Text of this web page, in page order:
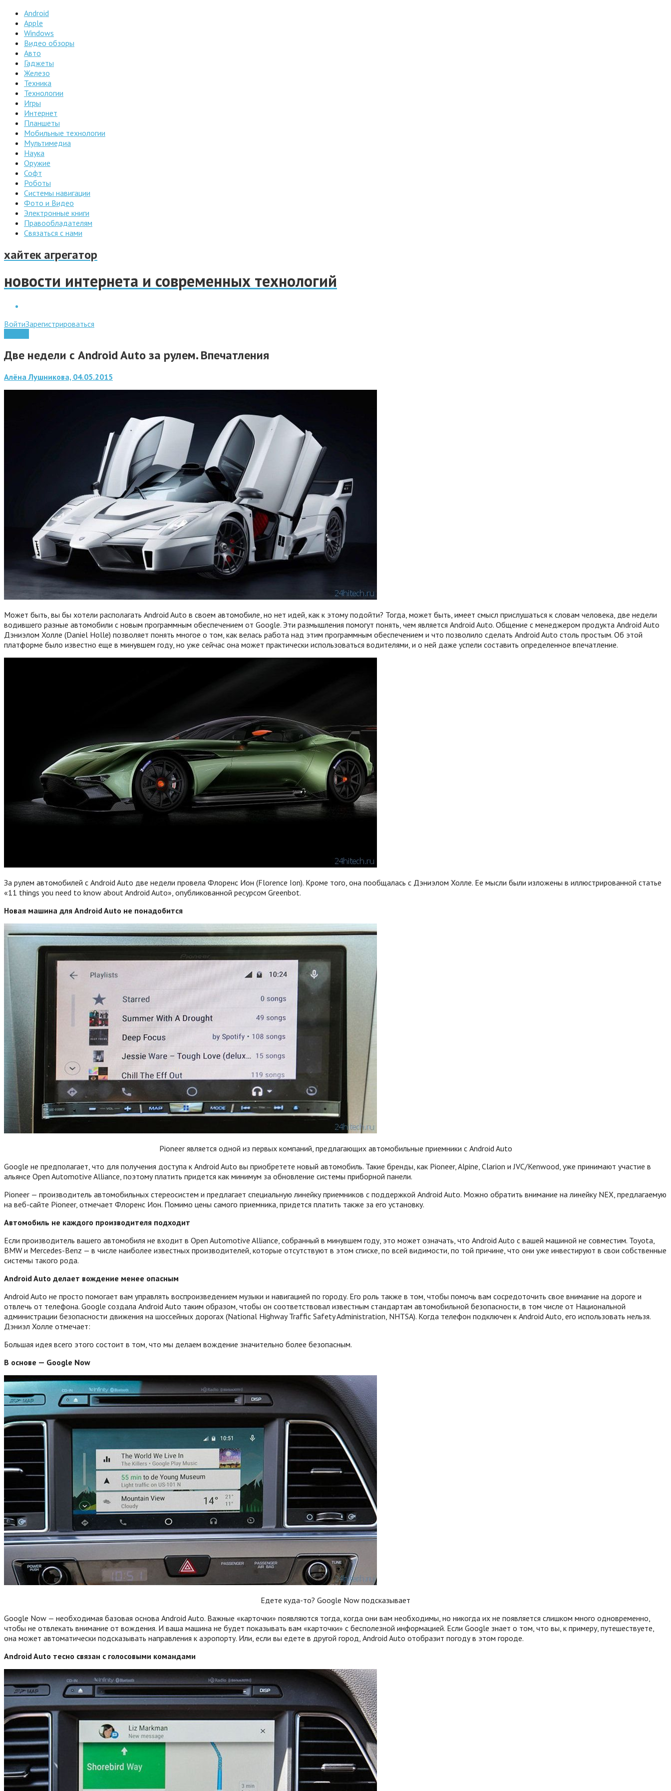
Android
Apple
Windows
Видео обзоры
Авто
Гаджеты
Железо
Техника
Технологии
Игры
Интернет
Планшеты
Мобильные технологии
Мультимедиа
Наука
Оружие
Софт
Роботы
Системы навигации
Фото и Видео
Электронные книги
Правообладателям
Связаться с нами
хайтек агрегатор
новости интернета и современных технологий
ВойтиЗарегистрироваться
Две недели с Android Auto за рулем. Впечатления
Алёна Лушникова, 04.05.2015
Может быть, вы бы хотели располагать Android Auto в своем автомобиле, но нет идей, как к этому подойти? Тогда, может быть, имеет смысл прислушаться к словам человека, две недели
водившего разные автомобили с новым программным обеспечением от Google. Эти размышления помогут понять, чем является Android Auto. Общение с менеджером продукта Android Auto
Дэниэлом Холле (Daniel Holle) позволяет понять многое о том, как велась работа над этим программным обеспечением и что позволило сделать Android Auto столь простым. Об этой
платформе было известно еще в минувшем году, но уже сейчас она может практически использоваться водителями, и о ней даже успели составить определенное впечатление.
За рулем автомобилей с Android Auto две недели провела Флоренс Ион (Florence Ion). Кроме того, она пообщалась с Дэниэлом Холле. Ее мысли были изложены в иллюстрированной статье
«11 things you need to know about Android Auto», опубликованной ресурсом Greenbot.
Новая машина для Android Auto не понадобится
Pioneer является одной из первых компаний, предлагающих автомобильные приемники с Android Auto
Google не предполагает, что для получения доступа к Android Auto вы приобретете новый автомобиль. Такие бренды, как Pioneer, Alpine, Clarion и JVC/Kenwood, уже принимают участие в
альянсе Open Automotive Alliance, поэтому платить придется как минимум за обновление системы приборной панели.
Pioneer — производитель автомобильных стереосистем и предлагает специальную линейку приемников с поддержкой Android Auto. Можно обратить внимание на линейку NEX, предлагаемую
на веб-сайте Pioneer, отмечает Флоренс Ион. Помимо цены самого приемника, придется платить также за его установку.
Автомобиль не каждого производителя подходит
Если производитель вашего автомобиля не входит в Open Automotive Alliance, собранный в минувшем году, это может означать, что Android Auto с вашей машиной не совместим. Toyota,
BMW и Mercedes-Benz — в числе наиболее известных производителей, которые отсутствуют в этом списке, по всей видимости, по той причине, что они уже инвестируют в свои собственные
системы такого рода.
Android Auto делает вождение менее опасным
Android Auto не просто помогает вам управлять воспроизведением музыки и навигацией по городу. Его роль также в том, чтобы помочь вам сосредоточить свое внимание на дороге и
отвлечь от телефона. Google создала Android Auto таким образом, чтобы он соответствовал известным стандартам автомобильной безопасности, в том числе от Национальной
администрации безопасности движения на шоссейных дорогах (National Highway Traffic Safety Administration, NHTSA). Когда телефон подключен к Android Auto, его использовать нельзя.
Дэниэл Холле отмечает:
Большая идея всего этого состоит в том, что мы делаем вождение значительно более безопасным.
В основе — Google Now
Едете куда-то? Google Now подсказывает
Google Now — необходимая базовая основа Android Auto. Важные «карточки» появляются тогда, когда они вам необходимы, но никогда их не появляется слишком много одновременно,
чтобы не отвлекать внимание от вождения. И ваша машина не будет показывать вам «карточки» с бесполезной информацией. Если Google знает о том, что вы, к примеру, путешествуете,
она может автоматически подсказывать направления к аэропорту. Или, если вы едете в другой город, Android Auto отобразит погоду в этом городе.
Android Auto тесно связан с голосовыми командами